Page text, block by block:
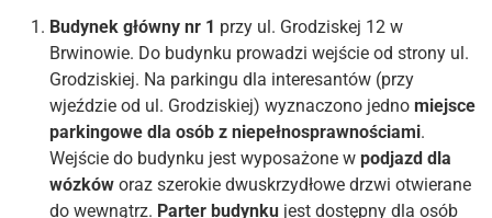
Budynek główny nr 1 przy ul. Grodziskej 12 w
Brwinowie. Do budynku prowadzi wejście od strony ul.
Grodziskiej. Na parkingu dla interesantów (przy
wjeździe od ul. Grodziskiej) wyznaczono jedno miejsce
parkingowe dla osób z niepełnosprawnościami.
Wejście do budynku jest wyposażone w podjazd dla
wózków oraz szerokie dwuskrzydłowe drzwi otwierane
do wewnątrz. Parter budynku jest dostępny dla osób